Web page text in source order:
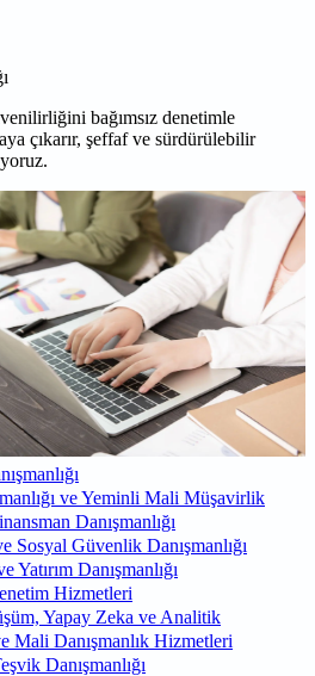
bağımsız denetimle
çıkarır, şeffaf ve sürdürülebilir
ve Yeminli Mali Müşavirlik
Danışmanlığı
Sosyal Güvenlik Danışmanlığı
Yatırım Danışmanlığı
Hizmetleri
Yapay Zeka ve Analitik
Mali Danışmanlık Hizmetleri
Danışmanlığı